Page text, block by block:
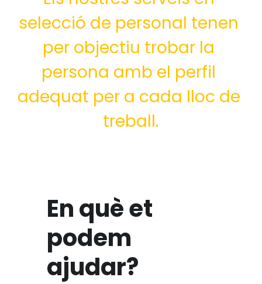
Selecció i formació de personal
Gestió de cobrament de lloguers
Planificació patrimonial
selecció de personal tenen
per objectiu trobar la
persona amb el perfil
adequat per a cada lloc de
treball.
En què et
podem
ajudar?